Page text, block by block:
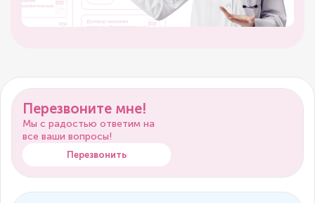
Перезвоните мне!
Мы с радостью ответим на
все ваши вопросы!
Перезвонить